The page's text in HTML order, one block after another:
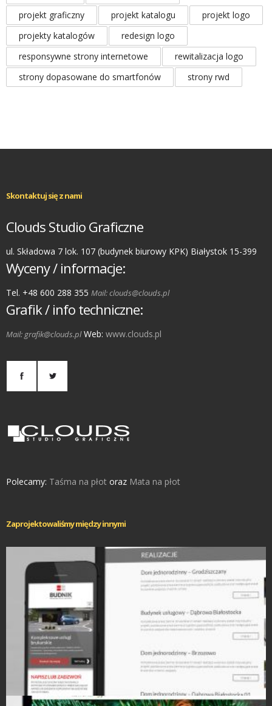
projekt graficzny projekt katalogu
projekt logo
projekty katalogów
redesign logo
responsywne strony internetowe
rewitalizacja logo
strony dopasowane do smartfonów
strony rwd
Skontaktuj się z nami
Clouds Studio Graficzne
ul. Składowa 7 lok. 107 (budynek biurowy KPK) Białystok 15-399
Wyceny / informacje:
Tel. +48 600 288 355 Mail: clouds@clouds.pl
Grafik / info techniczne:
Mail: grafik@clouds.plWeb: www.clouds.pl
Polecamy: Taśma na płot oraz Mata na płot
Zaprojektowaliśmy między innymi